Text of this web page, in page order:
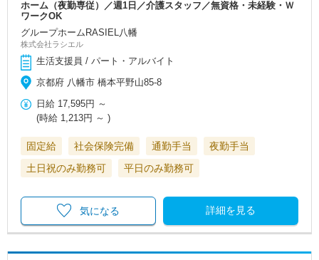
ホーム（夜勤専従）／週1日／介護スタッフ／無資格・未経験・Ｗ
ワークOK
グループホームRASIEL八幡
株式会社ラシエル
生活支援員 / パート・アルバイト
京都府 八幡市 橋本平野山85-8
日給 17,595円 ～
(時給 1,213円 ～ )
固定給 社会保険完備 通勤手当
夜勤手当
土日祝のみ勤務可
平日のみ勤務可
詳細を見る
気になる